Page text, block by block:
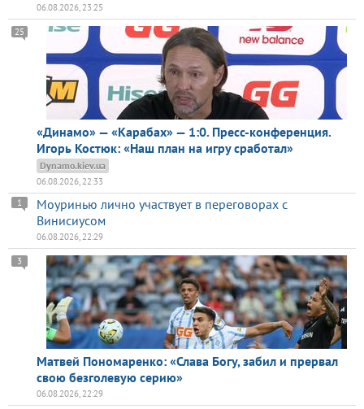
06.08.2026, 23:25
«Динамо» — «Карабах» — 1:0. Пресс-конференция.
Игорь Костюк: «Наш план на игру сработал»
25
Dynamo.kiev.ua
06.08.2026, 22:33
Моуринью лично участвует в переговорах с
Винисиусом
1
06.08.2026, 22:29
Матвей Пономаренко: «Слава Богу, забил и прервал
свою безголевую серию»
3
06.08.2026, 22:29